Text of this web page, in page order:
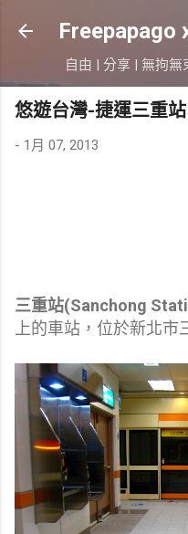
跳
Freepapago
自由 | 分享 | 無拘無
悠遊台灣-捷運三重站
- 1月 07, 2013
三重站(Sanchong
上的車站，位於新北市